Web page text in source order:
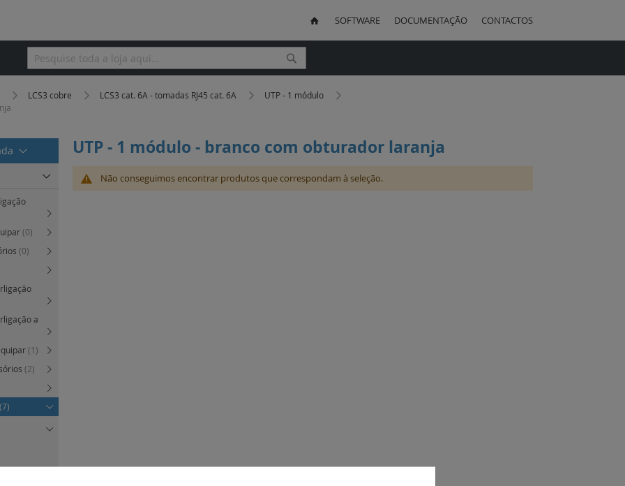
SOFTWARE DOCUMENTAÇÃO CONTACTOS
Pesquisa Pesquisa
LCS3 cobre LCS3 cat. 6A - tomadas RJ45 cat. 6A
UTP - 1 módulo
UTP - 1 módulo - branco com obturador laranja
Não conseguimos encontrar produtos que correspondam à seleção.
(0)
(0)
a
(1)
(2)
(7)